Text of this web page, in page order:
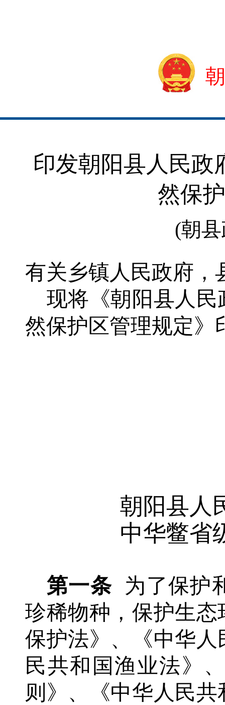
印发朝阳县人民政
然保
(朝
有关乡镇人民政府 ，
现将《朝阳县人
然保护区管理规定》
朝阳县人
中华鳖省
第一条
为了保护
珍稀物种，保护生
保护法》、《中华
民共和国渔业法》
则》、《中华人民